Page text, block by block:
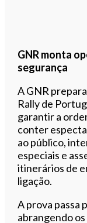
GNR monta
segurança
A GNR
Rally de
garantir a
conter
ao público,
especiais e
itinerários de
ligação.
A prova passa
abrangendo